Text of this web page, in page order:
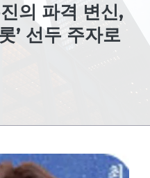
의 파격 변신,
’ 선두 주자로